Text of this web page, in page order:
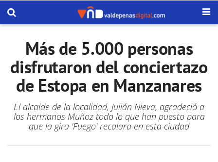
Más de 5.000 personas
disfrutaron del conciertazo
de Estopa en Manzanares
El alcalde de la localidad, Julián Nieva, agradeció a
los hermanos Muñoz todo lo que han puesto para
que la gira 'Fuego' recalara en esta ciudad